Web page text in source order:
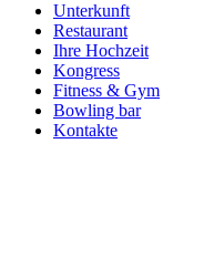
Unterkunft
Restaurant
Ihre Hochzeit
Kongress
Fitness & Gym
Bowling bar
Kontakte